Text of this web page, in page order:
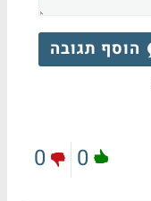
הוסף תגובה
0
0